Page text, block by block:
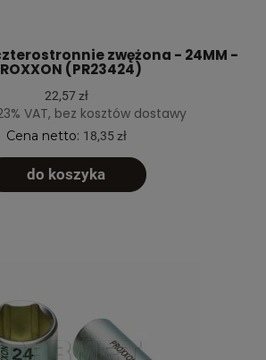
zwężona - 24MM -
(PR23424)
22,57 zł
VAT, bez kosztów dostawy
Cena netto: 18,35 zł
do koszyka